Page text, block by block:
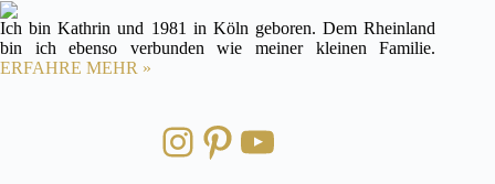
Ich bin Kathrin und 1981 in Köln geboren. Dem Rheinland
bin ich ebenso verbunden wie meiner kleinen Familie.
ERFAHRE MEHR »
Instagram
Pinterest
YouTube